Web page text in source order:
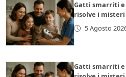
Gatti smarriti
risolve i misteri
5 Agosto
Gatti smarriti